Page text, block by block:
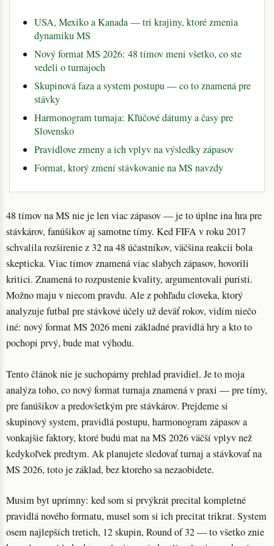
USA, Mexiko a Kanada — tri krajiny, ktoré zmenia
dynamiku MS
Nový format MS 2026: 48 tímov meni všetko, co ste
vedeli o turnajoch
Skupinová faza a system postupu — co to znamená pre
stávky
Harmonogram turnaja: Kľúčové dátumy a časy pre
Slovensko
Pravidlove zmeny a ich vplyv na výsledky zápasov
Format, ktorý zmení stávkovanie na MS navzdy
48 tímov na MS nie je len viac zápasov — je to úplne ina hra pre
stávkárov, fanúšikov aj samotne tímy. Ked FIFA v roku 2017
schvalila rozšírenie z 32 na 48 účastníkov, väčšina reakcii bola
skepticka. Viac tímov znamená viac slabych zápasov, hovorili
kritici. Znamená to rozpustenie kvality, argumentovali puristi.
Možno maju v niecom pravdu. Ale z pohľadu cloveka, ktorý
analyzuje futbal pre stávkové účely už deväť rokov, vidím niečo
iné: nový format MS 2026 meni základné pravidlá hry a kto to
pochopi prvý, bude mat výhodu.
Tento článok nie je suchopárny prehlad pravidiel. Je to moja
analýza toho, co nový format turnaja znamená v praxi — pre tímy,
pre fanúšikov a predovšetkým pre stávkárov. Prejdeme si
skupinový system, pravidlá postupu, harmonogram zápasov a
vonkajšie faktory, ktoré budú mat na MS 2026 väčší vplyv než
kedykoľvek predtym. Ak planujete sledovať turnaj a stávkovať na
MS 2026, toto je základ, bez ktoreho sa nezaobidete.
Musim byt uprímny: ked som si prvýkrát precital kompletné
pravidlá nového formatu, musel som si ich precitat trikrat. System
osem najlepších tretich, 12 skupin, Round of 32 — to všetko znie